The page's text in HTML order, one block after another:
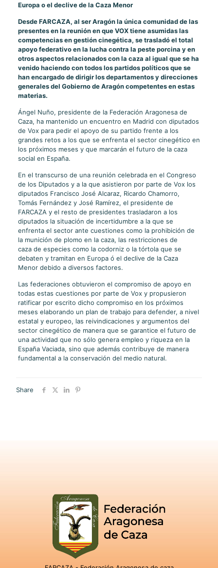
Europa o el declive de la Caza Menor
Desde FARCAZA, al ser Aragón la única comunidad de las
presentes en la reunión en que VOX tiene asumidas las
competencias en gestión cinegética, se trasladó el total
apoyo federativo en la lucha contra la peste porcina y en
otros aspectos relacionados con la caza al igual que se ha
venido haciendo con todos los partidos políticos que se
han encargado de dirigir los departamentos y direcciones
generales del Gobierno de Aragón competentes en estas
materias.
Ángel Nuño, presidente de la Federación Aragonesa de
Caza, ha mantenido un encuentro en Madrid con diputados
de Vox para pedir el apoyo de su partido frente a los
grandes retos a los que se enfrenta el sector cinegético en
los próximos meses y que marcarán el futuro de la caza
social en España.
En el transcurso de una reunión celebrada en el Congreso
de los Diputados y a la que asistieron por parte de Vox los
diputados Francisco José Alcaraz, Ricardo Chamorro,
Tomás Fernández y José Ramírez, el presidente de
FARCAZA y el resto de presidentes trasladaron a los
diputados la situación de incertidumbre a la que se
enfrenta el sector ante cuestiones como la prohibición de
la munición de plomo en la caza, las restricciones de
caza de especies como la codorniz o la tórtola que se
debaten y tramitan en Europa ó el declive de la Caza
Menor debido a diversos factores.
Las federaciones obtuvieron el compromiso de apoyo en
todas estas cuestiones por parte de Vox y propusieron
ratificar por escrito dicho compromiso en los próximos
meses elaborando un plan de trabajo para defender, a nivel
estatal y europeo, las reivindicaciones y argumentos del
sector cinegético de manera que se garantice el futuro de
una actividad que no sólo genera empleo y riqueza en la
España Vaciada, sino que además contribuye de manera
fundamental a la conservación del medio natural.
Share